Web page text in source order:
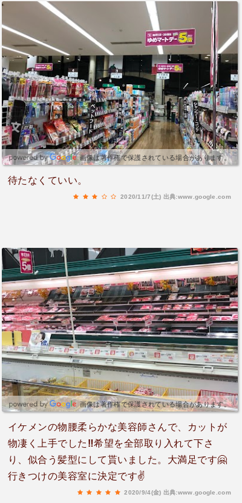
画像は著作権で保護されている場合があります。
待たなくていい。
2020/11/7(土) 出典:www.google.com
画像は著作権で保護されている場合があります。
イケメンの物腰柔らかな美容師さんで、カットが
物凄く上手でした‼️希望を全部取り入れて下さ
り、似合う髪型にして貰いました。大満足です🤗
行きつけの美容室に決定です✌️
2020/9/4(金) 出典:www.google.com